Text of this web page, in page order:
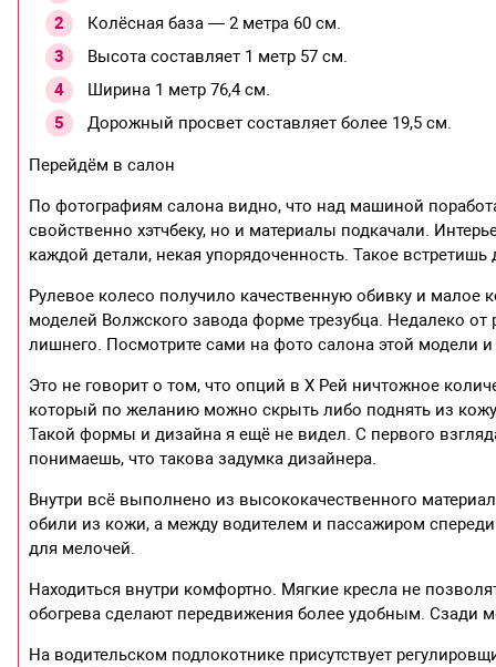
Колёсная база — 2 метра 60 см.
Высота составляет 1 метр 57 см.
Ширина 1 метр 76,4 см.
Дорожный просвет составляет более 19,5 см.
Перейдём в салон
По фотографиям салона видно, что над машиной
свойственно хэтчбеку, но и материалы подкачали.
каждой детали, некая упорядоченность. Такое
Рулевое колесо получило качественную обивку и
моделей Волжского завода форме трезубца. Недалеко от
лишнего. Посмотрите сами на фото салона этой модели
Это не говорит о том, что опций в Х Рей ничтожное
который по желанию можно скрыть либо поднять из
Такой формы и дизайна я ещё не видел. С первого
понимаешь, что такова задумка дизайнера.
Внутри всё выполнено из высококачественного
обили из кожи, а между водителем и пассажиром спереди
для мелочей.
Находиться внутри комфортно. Мягкие кресла не
обогрева сделают передвижения более удобным. Сзади
На водительском подлокотнике присутствует